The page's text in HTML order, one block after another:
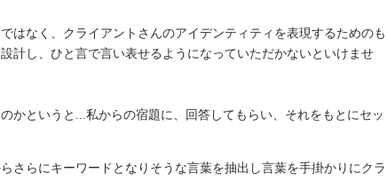
はなく、クライアントさんのアイデンティティを表現するためのも
計し、ひと言で言い表せるようになっていただかないといけませ
かというと...私からの宿題に、回答してもらい、 それをもとにセッ
さらにキーワードとなりそうな言葉を抽出し言葉を手掛かりにクラ